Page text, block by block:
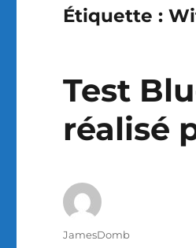
Étiquette :
Test
réalisé
Auteur
JamesDomb